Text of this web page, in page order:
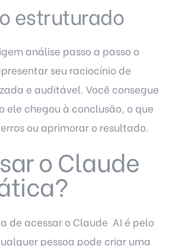
estruturado
análise passo a passo o
seu raciocínio de
e auditável. Você consegue
ele chegou à conclusão, o que
ou aprimorar o resultado.
o Claude
de acessar o Claude AI é pelo
pessoa pode criar uma